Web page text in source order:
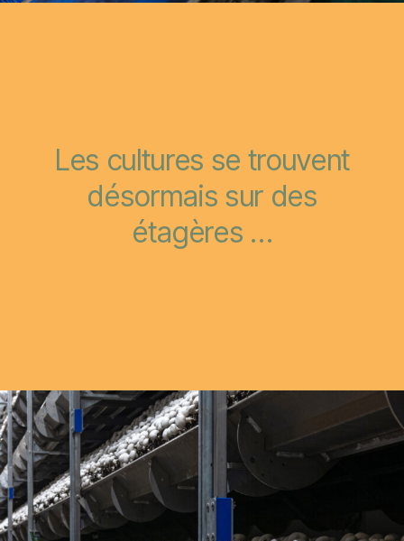
Les cultures se trouvent
désormais sur des
étagères …